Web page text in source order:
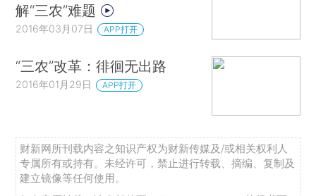
解“三农”难题
2016年03月07日 APP打开
“三农”改革：徘徊无出路
2016年01月29日 APP打开
财新网所刊载内容之知识产权为财新传媒及/或相关权利人
专属所有或持有。未经许可，禁止进行转载、摘编、复制及
建立镜像等任何使用。